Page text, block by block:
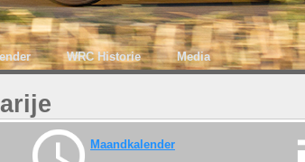
WRC Historie Media
Maandkalender